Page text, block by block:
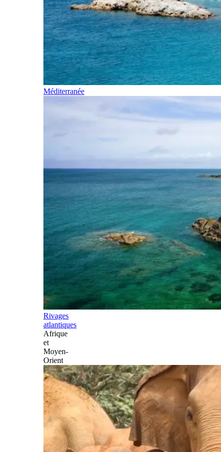
Méditerranée
Rivages
atlantiques
Afrique
et
Moyen-
Orient